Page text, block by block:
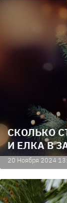
СКОЛЬКО
И ЕЛКА В
20 Ноября 2024